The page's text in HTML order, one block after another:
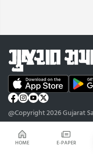
HOME E-PAPER
@Copyright 2026 Gujarat